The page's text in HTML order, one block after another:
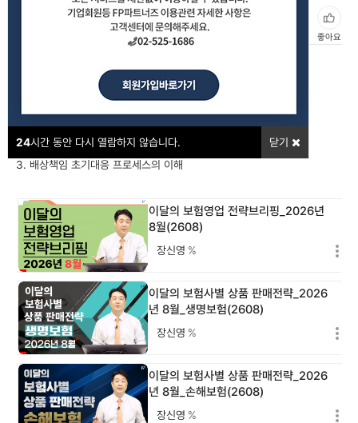
24시간 동안 다시 열람하지 않습니다. 닫기
#배상책임
좋아요
1. 요양원 배상책임의 중요성
2. 아파트 영업배상책임의 이해
3. 배상책임 초기대응 프로세스의 이해
이달의 보험영업 전략브리핑_2026년
8월(2608)
장신영 %
이달의 보험사별 상품 판매전략_2026
년 8월_생명보험(2608)
장신영 %
이달의 보험사별 상품 판매전략_2026
년 8월_손해보험(2608)
장신영 %